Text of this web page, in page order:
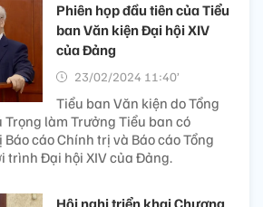
Phiên họp đầu tiên của Tiểu
ban Văn kiện Đại hội XIV
của Đảng
23/02/2024 11:40’
Tiểu ban Văn kiện do Tổng
Trọng làm Trưởng Tiểu ban có
cáo Chính trị và Báo cáo Tổng
trình Đại hội XIV của Đảng.